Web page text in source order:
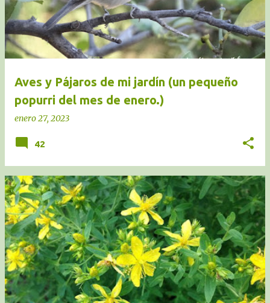
Aves y Pájaros de mi jardín (un pequeño
popurri del mes de enero.)
enero 27, 2023
42